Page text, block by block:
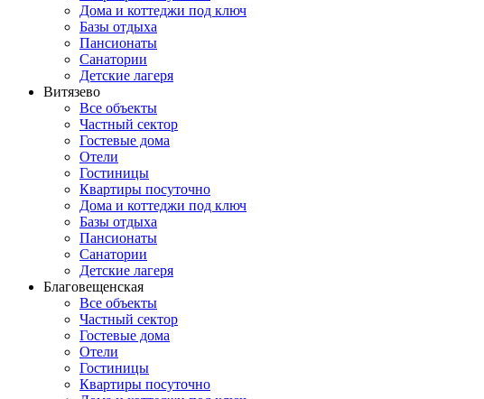
Дома и коттеджи под ключ
Базы отдыха
Пансионаты
Санатории
Детские лагеря
Витязево
Все объекты
Частный сектор
Гостевые дома
Отели
Гостиницы
Квартиры посуточно
Дома и коттеджи под ключ
Базы отдыха
Пансионаты
Санатории
Детские лагеря
Благовещенская
Все объекты
Частный сектор
Гостевые дома
Отели
Гостиницы
Квартиры посуточно